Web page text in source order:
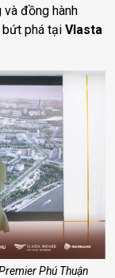
đồng hành
phá tại Vlasta
Phú Thuận